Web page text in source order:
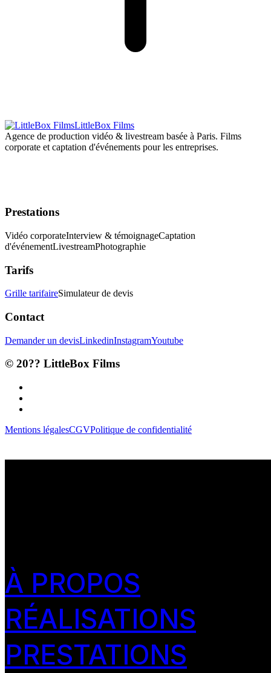
LittleBox Films
Agence de production vidéo & livestream basée à Paris. Films
corporate et captation d'événements pour les entreprises.
Prestations
Vidéo corporateInterview & témoignageCaptation
d'événementLivestreamPhotographie
Tarifs
Grille tarifaireSimulateur de devis
Contact
Demander un devisLinkedinInstagramYoutube
© 20?? LittleBox Films
Mentions légalesCGVPolitique de confidentialité
À PROPOS
RÉALISATIONS
PRESTATIONS